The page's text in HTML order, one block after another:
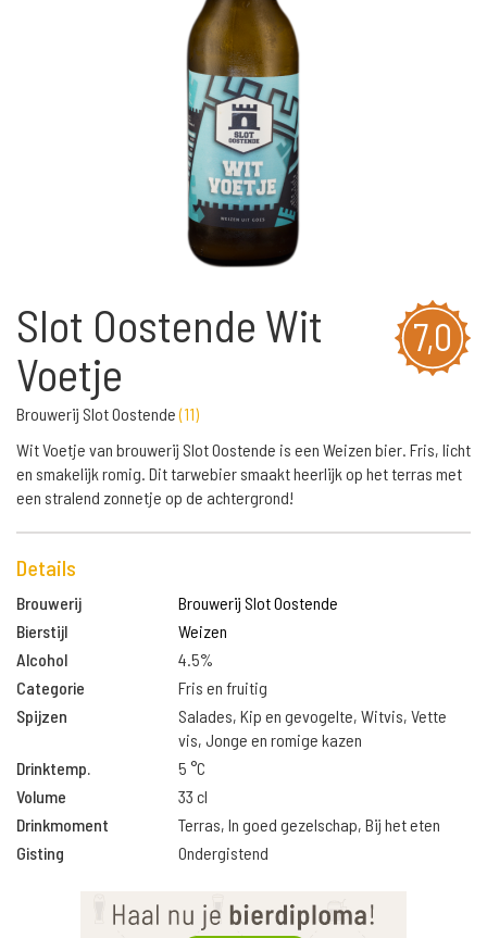
7,0
Slot Oostende Wit
Voetje
Brouwerij Slot Oostende(11)
Wit Voetje van brouwerij Slot Oostende is een Weizen bier. Fris, licht
en smakelijk romig. Dit tarwebier smaakt heerlijk op het terras met
een stralend zonnetje op de achtergrond!
Details
Brouwerij
Brouwerij Slot Oostende
Bierstijl
Weizen
Alcohol
4.5%
Categorie
Fris en fruitig
Spijzen
Salades, Kip en gevogelte, Witvis, Vette
vis, Jonge en romige kazen
Drinktemp.
5 °C
Volume
33 cl
Drinkmoment
Terras, In goed gezelschap, Bij het eten
Gisting
Ondergistend